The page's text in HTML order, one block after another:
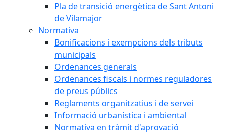
Pla de transició energètica de Sant Antoni
de Vilamajor
Normativa
Bonificacions i exempcions dels tributs
municipals
Ordenances generals
Ordenances fiscals i normes reguladores
de preus públics
Reglaments organitzatius i de servei
Informació urbanística i ambiental
Normativa en tràmit d'aprovació